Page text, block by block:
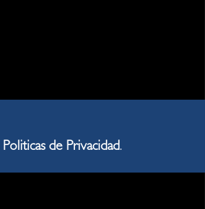
Politicas de Privacidad.